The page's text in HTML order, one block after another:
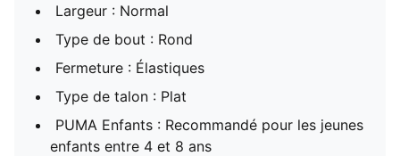
Largeur : Normal
Type de bout : Rond
Fermeture : Élastiques
Type de talon : Plat
PUMA Enfants : Recommandé pour les jeunes
enfants entre 4 et 8 ans